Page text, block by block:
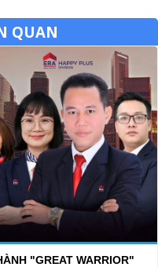
QUAN
"GREAT WARRIOR"